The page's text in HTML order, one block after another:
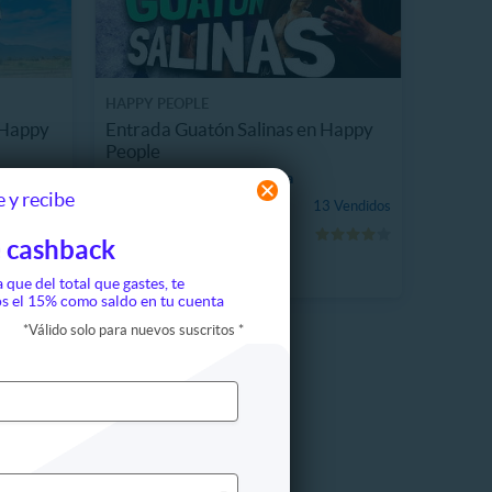
y recibe
cashback
que del total que gastes, te
el 15% como saldo en tu cuenta
*Válido solo para nuevos suscritos *
Vendidos
Entrada Guatón Salinas en Happy
People
19586.8 km, Providencia
13 Vendidos